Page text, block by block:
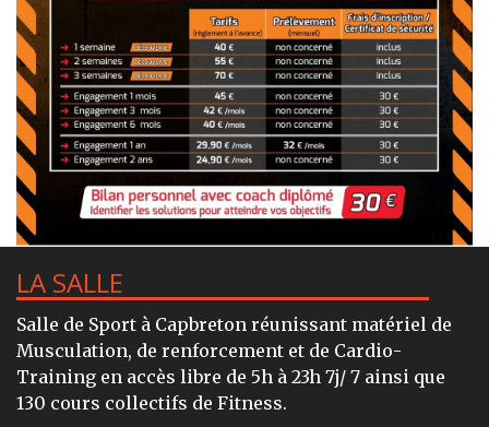
LA SALLE
Salle de Sport à Capbreton réunissant matériel de
Musculation, de renforcement et de Cardio-
Training en accès libre de 5h à 23h 7j/ 7 ainsi que
130 cours collectifs de Fitness.